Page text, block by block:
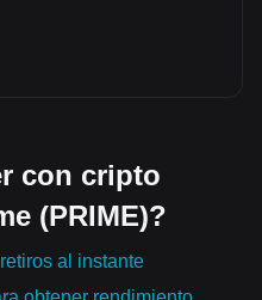
con cripto
(PRIME)?
al instante